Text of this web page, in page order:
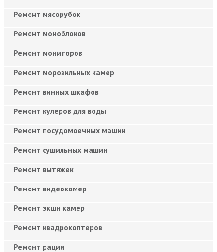
Ремонт мясорубок
Ремонт моноблоков
Ремонт мониторов
Ремонт морозильных камер
Ремонт винных шкафов
Ремонт кулеров для воды
Ремонт посудомоечных машин
Ремонт сушильных машин
Ремонт вытяжек
Ремонт видеокамер
Ремонт экшн камер
Ремонт квадрокоптеров
Ремонт рации